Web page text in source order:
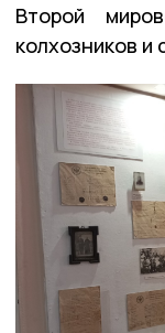
Второй
колхозников